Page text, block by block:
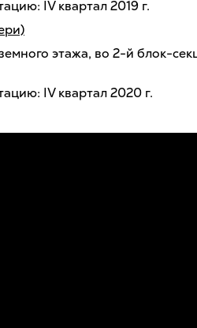
IV квартал 2019 г.
этажа, во 2-й блок-
IV квартал 2020 г.